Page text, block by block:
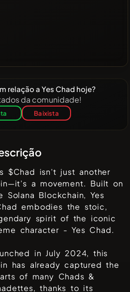
relação a Yes Chad hoje?
da comunidade!
Baixista
$Chad isn’t just another
a movement. Built on
Solana Blockchain, Yes
embodies the stoic,
spirit of the iconic
character - Yes Chad.
in July 2024, this
has already captured the
of many Chads &
thanks to its